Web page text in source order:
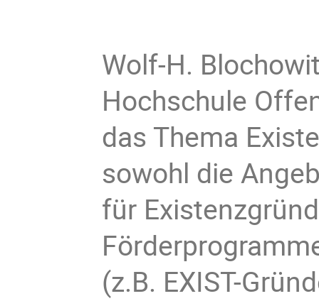
Wolf-H.
Hochschule
das Thema
sowohl die
für
(z.B. EXIST-